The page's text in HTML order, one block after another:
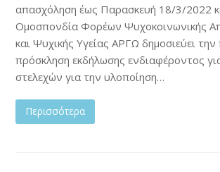
απασχόληση έως Παρασκευή 18/3/2022
Ομοσπονδία Φορέων Ψυχοκοινωνικής
και Ψυχικής Υγείας ΑΡΓΩ δημοσιεύει
πρόσκληση εκδήλωσης ενδιαφέροντος
στελεχών για την υλοποίηση…
Περισσότερα